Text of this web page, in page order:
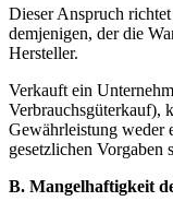
Dieser Anspruch
demjenigen, der die
Hersteller.
Verkauft ein
Verbrauchsgüterkauf),
Gewährleistung weder
gesetzlichen Vorgaben
B. Mangelhaftigkeit